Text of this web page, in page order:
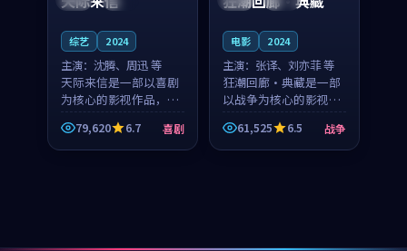
综艺 2024
主演： 沈腾、周迅 等
天际来信是一部以喜剧
为核心的影视作品，围
绕危机、反转与人物成
长展开，整体节奏紧
凑，值得推荐观看。
79,620 6.7 喜剧
电影 2024
主演： 张译、刘亦菲 等
狂潮回廊·典藏是一部
以战争为核心的影视作
品，围绕危机、反转与
人物成长展开，整体节
奏紧凑，值得推荐观
61,525 6.5 战争